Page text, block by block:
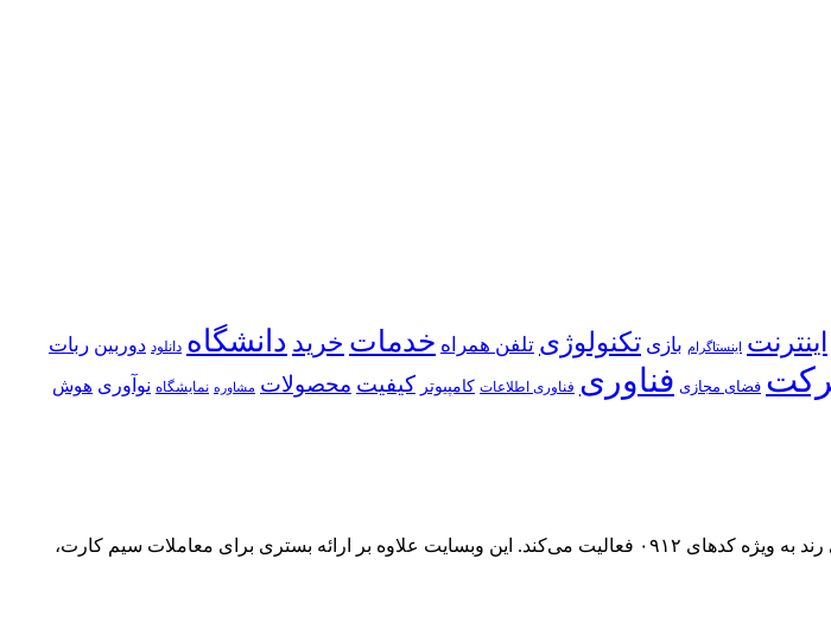
اینترنت اینستاگرام بازی تكنولوژی تلفن همراه خدمات خرید دانشگاه دانلود دوربین ربات
فضای مجازی فناوری فناوری اطلاعات كامپیوتر كیفیت محصولات مشاوره نمایشگاه نوآوری هوش
وبسایت rond912.ir با عنوان “خط رند ۹۱۲” به طور تخصصی در زمینه خرید و فروش سیم کارت‌های رند به ویژه کدهای ۰۹۱۲ فعالیت می‌کند. این وبسایت علاوه بر ارائه بستری برای معاملات سیم کارت،